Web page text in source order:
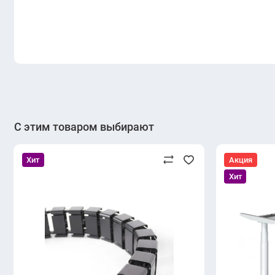
С этим товаром выбирают
Хит
Акция
Хит